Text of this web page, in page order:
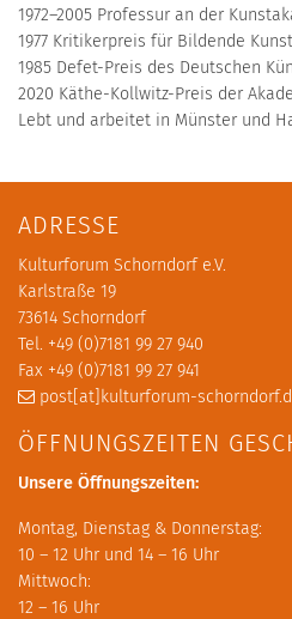
1972–2005 Professur an der
1977 Kritikerpreis für Bildende Kunst
1985 Defet-Preis des Deutschen
2020 Käthe-Kollwitz-Preis der
Lebt und arbeitet in Münster und
ADRESSE
Kulturforum Schorndorf e.V.
Karlstraße 19
73614 Schorndorf
Tel. +49 (0)7181 99 27 940
Fax +49 (0)7181 99 27 941
post[at]kulturforum-
ÖFFNUNGSZEITEN
Unsere Öffnungszeiten:
Montag, Dienstag & Donnerstag:
10 – 12 Uhr und 14 – 16 Uhr
Mittwoch:
12 – 16 Uhr